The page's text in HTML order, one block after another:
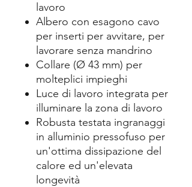
lavoro
Albero con esagono cavo
per inserti per avvitare, per
lavorare senza mandrino
Collare (Ø 43 mm) per
molteplici impieghi
Luce di lavoro integrata per
illuminare la zona di lavoro
Robusta testata ingranaggi
in alluminio pressofuso per
un'ottima dissipazione del
calore ed un'elevata
longevità